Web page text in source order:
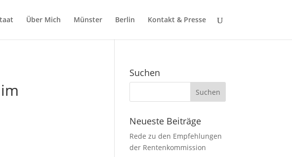
Über Mich Münster Berlin Kontakt & Presse
Suchen
Neueste Beiträge
Rede zu den Empfehlungen
der Rentenkommission